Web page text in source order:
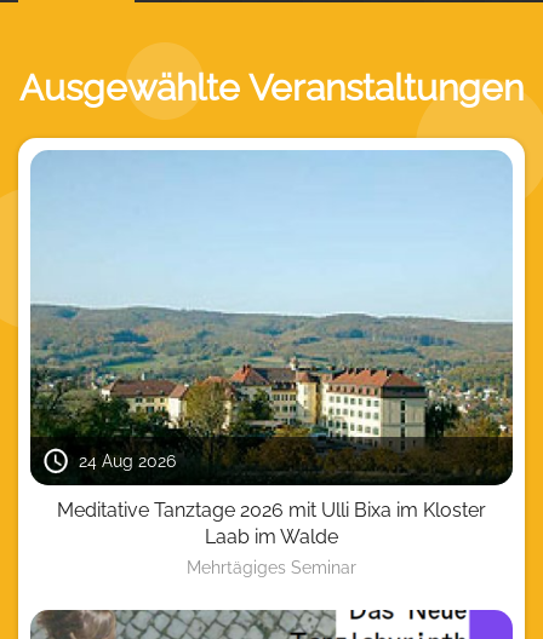
Ausgewählte Veranstaltungen
24 Aug 2026
Meditative Tanztage 2026 mit Ulli Bixa im Kloster
Laab im Walde
Mehrtägiges Seminar